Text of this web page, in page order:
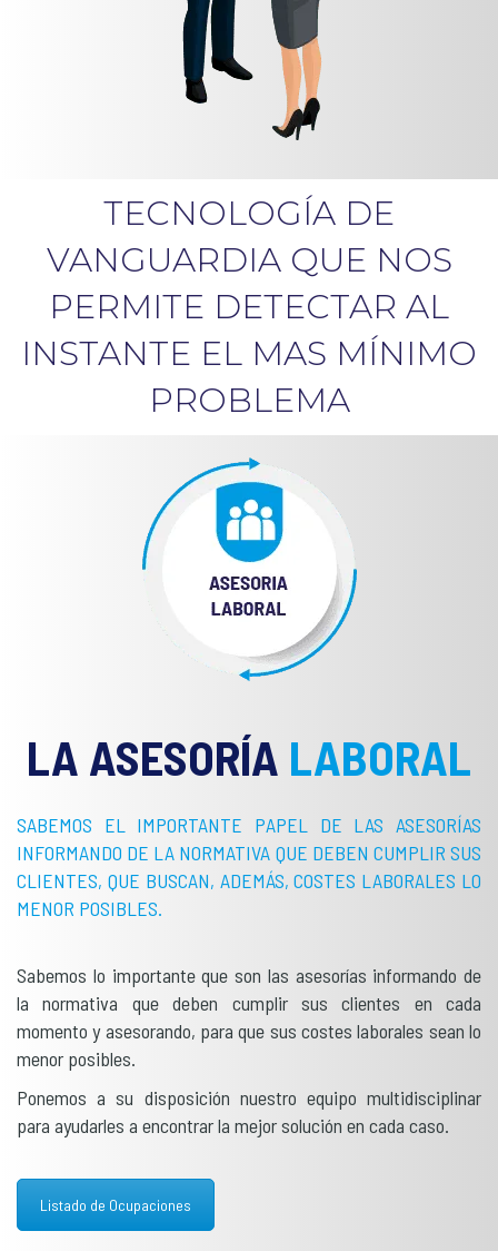
TECNOLOGÍA DE
VANGUARDIA QUE NOS
PERMITE DETECTAR AL
INSTANTE EL MAS MÍNIMO
PROBLEMA
LA ASESORÍA LABORAL
SABEMOS EL IMPORTANTE PAPEL DE LAS ASESORÍAS
INFORMANDO DE LA NORMATIVA QUE DEBEN CUMPLIR SUS
CLIENTES, QUE BUSCAN, ADEMÁS, COSTES LABORALES LO
MENOR POSIBLES.
Sabemos lo importante que son las asesorías informando de
la normativa que deben cumplir sus clientes en cada
momento y asesorando, para que sus costes laborales sean lo
menor posibles.
Ponemos a su disposición nuestro equipo multidisciplinar
para ayudarles a encontrar la mejor solución en cada caso.
Listado de Ocupaciones